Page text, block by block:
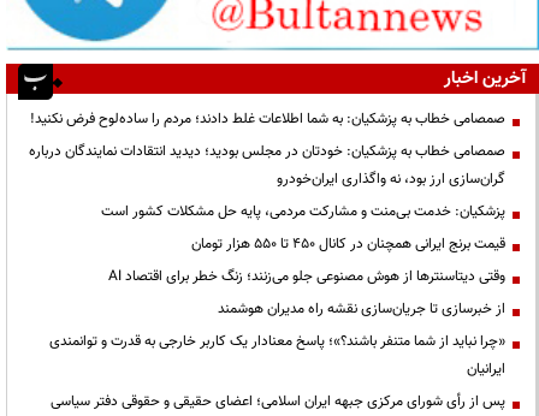
آخرین اخبار
صمصامی خطاب به پزشکیان: به شما اطلاعات غلط دادند؛ مردم را ساده‌لوح فرض نکنید!
صمصامی خطاب به پزشکیان: خودتان در مجلس بودید؛ دیدید انتقادات نمایندگان درباره
گران‌سازی ارز بود، نه واگذاری ایران‌خودرو
پزشکیان: خدمت بی‌منت و مشارکت مردمی، پایه حل مشکلات کشور است
قیمت‌ برنج ایرانی همچنان در کانال ۴۵۰ تا ۵۵۰ هزار تومان
وقتی دیتاسنترها از هوش مصنوعی جلو می‌زنند؛ زنگ خطر برای اقتصاد AI
از خبرسازی تا جریان‌سازی نقشه راه مدیران هوشمند
«چرا نباید از شما متنفر باشند؟»؛ پاسخ معنادار یک کاربر خارجی به قدرت و توانمندی
ایرانیان
پس از رأی شورای مرکزی جبهه ایران اسلامی؛ اعضای حقیقی و حقوقی دفتر سیاسی